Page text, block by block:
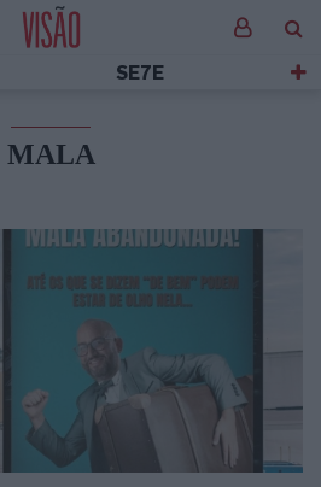
SE7E
MALA